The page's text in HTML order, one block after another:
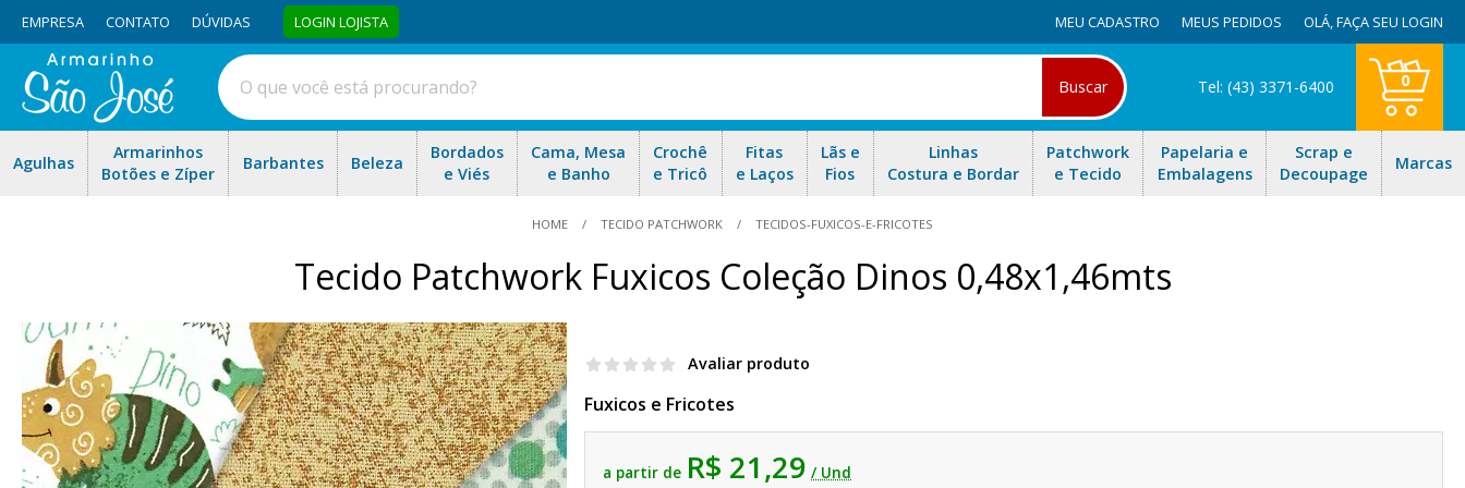
EMPRESA CONTATO DÚVIDAS LOGIN LOJISTA MEU CADASTRO MEUS PEDIDOS OLÁ,FAÇA SEU LOGIN
Buscar Tel: (43) 3371-6400 0
Agulhas
Armarinhos
Botões e Zíper
Barbantes Beleza
Bordados
e Viés
Cama, Mesa
e Banho
Crochê
e Tricô
Fitas
e Laços
Lãs e
Fios
Linhas
Costura e Bordar
Patchwork
e Tecido
Papelaria e
Embalagens
Scrap e
Decoupage
Marcas
HOME TECIDO PATCHWORK TECIDOS-FUXICOS-E-FRICOTES
Tecido Patchwork Fuxicos Coleção Dinos 0,48x1,46mts
Avaliar produto
Fuxicos e Fricotes
a partir de R$ 21,29 / Und